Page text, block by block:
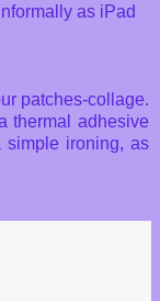
as iPad
patches-collage.
thermal adhesive
simple ironing, as